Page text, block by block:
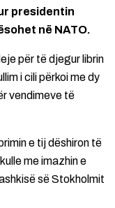
presidentin
në NATO.
për të djegur librin
i cili përkoi me dy
vendimeve të
e tij dëshiron të
me imazhin e
së Stokholmit